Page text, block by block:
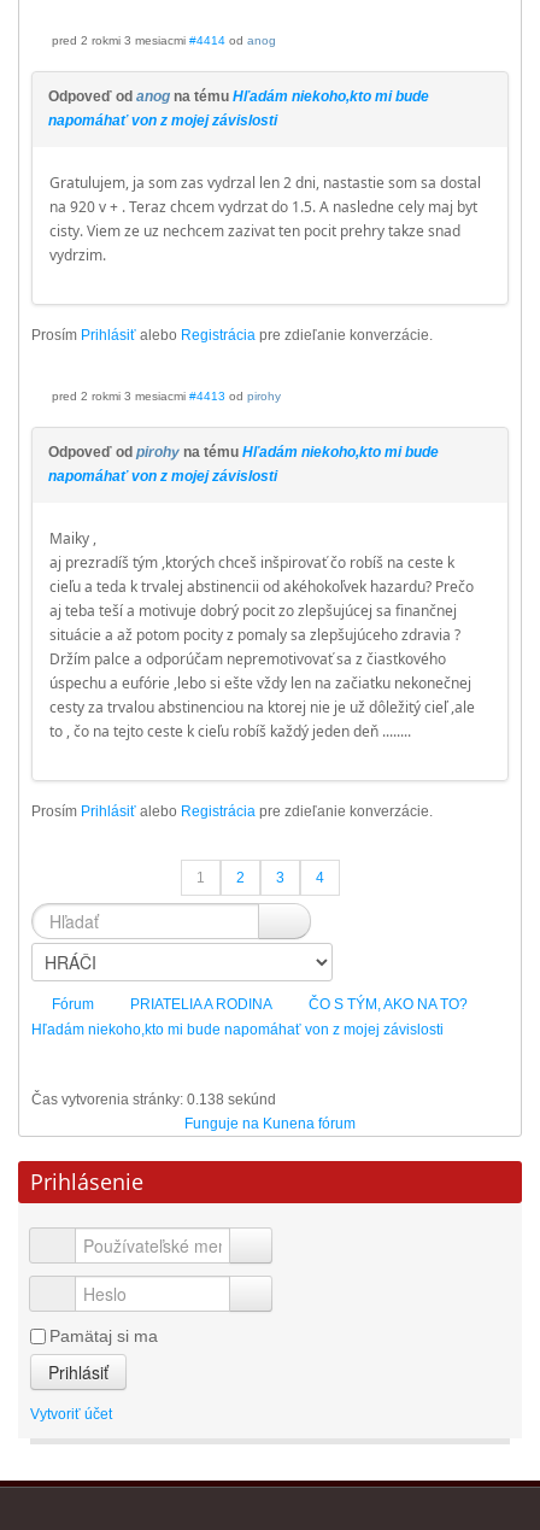
pred 2 rokmi 3 mesiacmi #4414 od anog
Odpoveď od anog na tému Hľadám niekoho,kto mi bude
napomáhať von z mojej závislosti
Gratulujem, ja som zas vydrzal len 2 dni, nastastie som sa dostal
na 920 v + . Teraz chcem vydrzat do 1.5. A nasledne cely maj byt
cisty. Viem ze uz nechcem zazivat ten pocit prehry takze snad
vydrzim.
Prosím Prihlásiť alebo Registrácia pre zdieľanie konverzácie.
pred 2 rokmi 3 mesiacmi #4413 od pirohy
Odpoveď od pirohy na tému Hľadám niekoho,kto mi bude
napomáhať von z mojej závislosti
Maiky ,
aj prezradíš tým ,ktorých chceš inšpirovať čo robíš na ceste k
cieľu a teda k trvalej abstinencii od akéhokoľvek hazardu? Prečo
aj teba teší a motivuje dobrý pocit zo zlepšujúcej sa finančnej
situácie a až potom pocity z pomaly sa zlepšujúceho zdravia ?
Držím palce a odporúčam nepremotivovať sa z čiastkového
úspechu a eufórie ,lebo si ešte vždy len na začiatku nekonečnej
cesty za trvalou abstinenciou na ktorej nie je už dôležitý cieľ ,ale
to , čo na tejto ceste k cieľu robíš každý jeden deň ........
Prosím Prihlásiť alebo Registrácia pre zdieľanie konverzácie.
1 2 3 4
Fórum PRIATELIA A RODINA
ČO S TÝM, AKO NA TO?
Hľadám niekoho,kto mi bude napomáhať von z mojej závislosti
Čas vytvorenia stránky: 0.138 sekúnd
Funguje na Kunena fórum
Prihlásenie
Pamätaj si ma
Prihlásiť
Vytvoriť účet